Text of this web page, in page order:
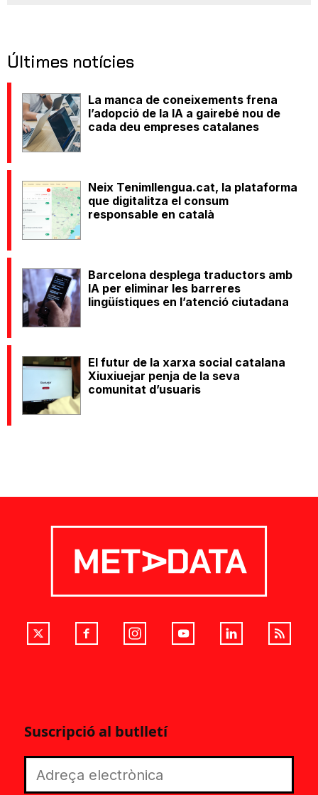
Últimes notícies
La manca de coneixements frena
l’adopció de la IA a gairebé nou de
cada deu empreses catalanes
Neix Tenimllengua.cat, la plataforma
que digitalitza el consum
responsable en català
Barcelona desplega traductors amb
IA per eliminar les barreres
lingüístiques en l’atenció ciutadana
El futur de la xarxa social catalana
Xiuxiuejar penja de la seva
comunitat d’usuaris
Suscripció al butlletí